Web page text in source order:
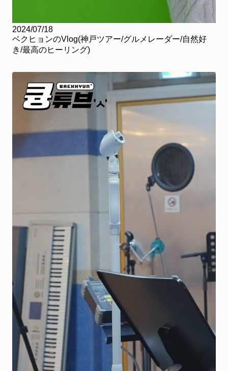
2024/07/18
ベクヒョンのVlog(神戸ツアー/グルメレーダー/自然好
き/最高のヒーリング)